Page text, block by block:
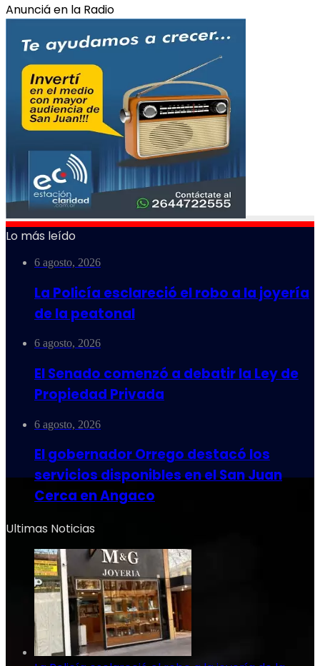
Anunciá en la Radio
Lo más leído
6 agosto, 2026
La Policía esclareció el robo a la joyería
de la peatonal
6 agosto, 2026
El Senado comenzó a debatir la Ley de
Propiedad Privada
6 agosto, 2026
El gobernador Orrego destacó los
servicios disponibles en el San Juan
Cerca en Angaco
Ultimas Noticias